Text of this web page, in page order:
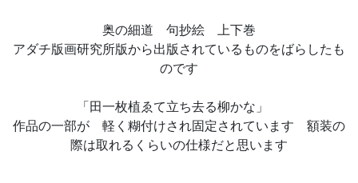
奥の細道 句抄絵 上下巻
アダチ版画研究所版から出版されているものをばらしたも
のです
「田一枚植ゑて立ち去る柳かな」
作品の一部が 軽く糊付けされ固定されています 額装の
際は取れるくらいの仕様だと思います